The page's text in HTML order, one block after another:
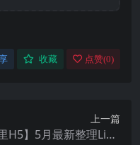
收藏 点赞(0)
上一篇
H5】5月最新整理Linu